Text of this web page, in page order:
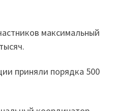
максимальный
приняли порядка 500